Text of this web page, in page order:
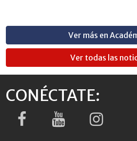
Ver más en
Ver todas las
CONÉCTATE: